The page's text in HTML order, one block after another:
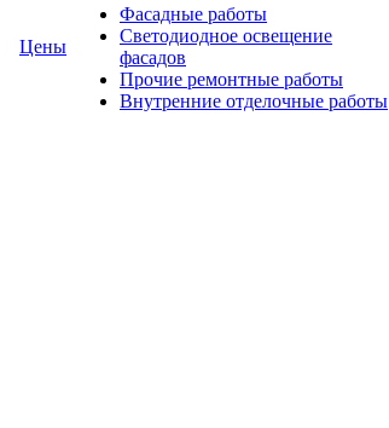
Цены
Фасадные работы
Светодиодное освещение
фасадов
Прочие ремонтные работы
Внутренние отделочные работы